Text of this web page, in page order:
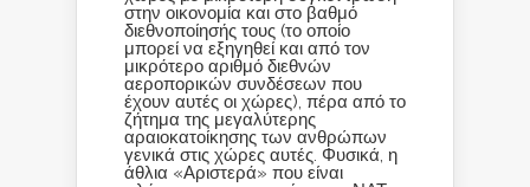
στην οικονομία και στο βαθμό
διεθνοποίησής τους (το οποίο
μπορεί να εξηγηθεί και από τον
μικρότερο αριθμό διεθνών
αεροπορικών συνδέσεων που
έχουν αυτές οι χώρες), πέρα από το
ζήτημα της μεγαλύτερης
αραιοκατοίκησης των ανθρώπων
γενικά στις χώρες αυτές. Φυσικά, η
άθλια «Αριστερά» που είναι